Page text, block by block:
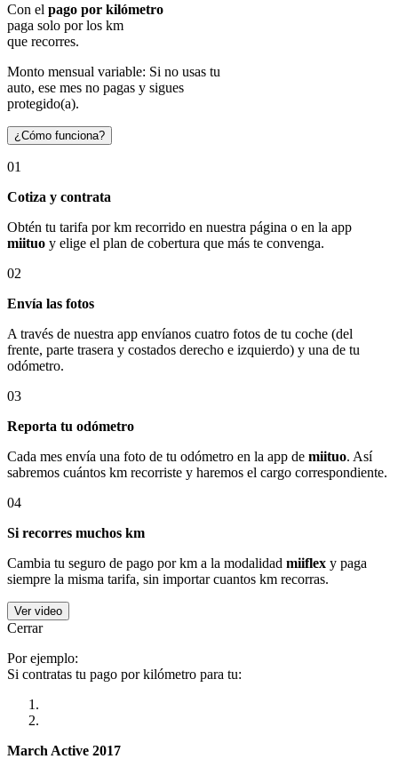
Con el pago por kilómetro
paga solo por los km
que recorres.
Monto mensual variable: Si no usas tu
auto, ese mes no pagas y sigues
protegido(a).
¿Cómo funciona?
01
Cotiza y contrata
Obtén tu tarifa por km recorrido en nuestra página o en la app
miituo y elige el plan de cobertura que más te convenga.
02
Envía las fotos
A través de nuestra app envíanos cuatro fotos de tu coche (del
frente, parte trasera y costados derecho e izquierdo) y una de tu
odómetro.
03
Reporta tu odómetro
Cada mes envía una foto de tu odómetro en la app de miituo. Así
sabremos cuántos km recorriste y haremos el cargo correspondiente.
04
Si recorres muchos km
Cambia tu seguro de pago por km a la modalidad miiflex y paga
siempre la misma tarifa, sin importar cuantos km recorras.
Ver video
Cerrar
Por ejemplo:
Si contratas tu pago por kilómetro para tu:
March Active 2017